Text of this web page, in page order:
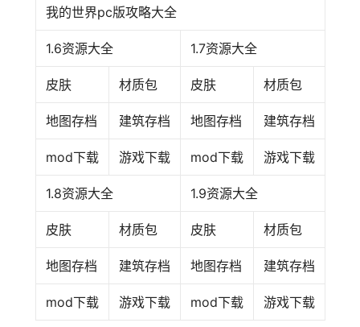
我的世界pc版攻略大全
1.6资源大全 1.7资源大全
皮肤 材质包 皮肤 材质包
地图存档 建筑存档 地图存档 建筑存档
mod下载 游戏下载 mod下载 游戏下载
1.8资源大全 1.9资源大全
皮肤 材质包 皮肤 材质包
地图存档 建筑存档 地图存档 建筑存档
mod下载 游戏下载 mod下载 游戏下载